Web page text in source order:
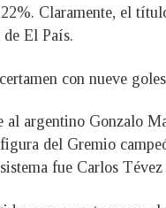
Claramente, el
El País.
con nueve
al argentino Gonzalo
del Gremio
fue Carlos